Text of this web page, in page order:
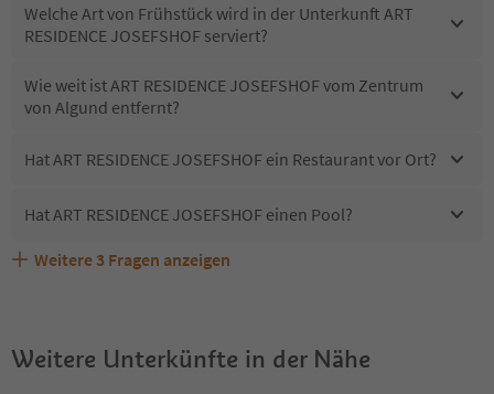
Welche Art von Frühstück wird in der Unterkunft ART
RESIDENCE JOSEFSHOF serviert?
Wie weit ist ART RESIDENCE JOSEFSHOF vom Zentrum
von Algund entfernt?
Hat ART RESIDENCE JOSEFSHOF ein Restaurant vor Ort?
Hat ART RESIDENCE JOSEFSHOF einen Pool?
Sind Haustiere in der Unterkunft ART RESIDENCE
Welche Services bietet ART RESIDENCE JOSEFSHOF?
Erhalten die Gäste von ART RESIDENCE JOSEFSHOF
Weitere 3 Fragen anzeigen
Weitere Unterkünfte in der Nähe